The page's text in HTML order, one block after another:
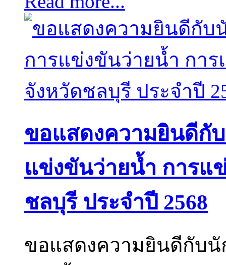
ขอแสดงความยินดีกับ
แข่งขันว่ายน้ำ การแ
ชลบุรี ประจำปี 2568
ขอแสดงความยินดีกับนั